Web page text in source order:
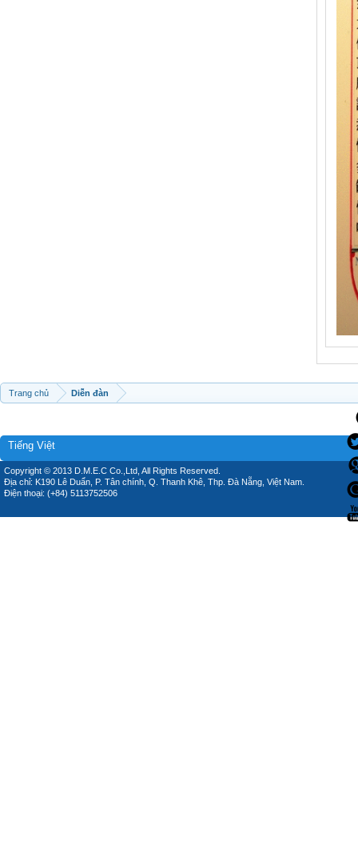
Trang chủ Diễn đàn
Tiếng Việt
Copyright © 2013 D.M.E.C Co.,Ltd, All Rights Reserved.
Địa chỉ: K190 Lê Duẩn, P. Tân chính, Q. Thanh Khê, Thp. Đà Nẵng, Việt Nam.
Điện thoại: (+84) 5113752506